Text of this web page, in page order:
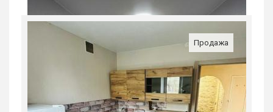
Продажа